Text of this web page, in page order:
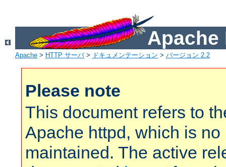
Apache
Apache > HTTP サーバ> ドキュメンテーション > バージョン 2.2
Please note
This document refers to
Apache httpd, which is no
maintained. The active